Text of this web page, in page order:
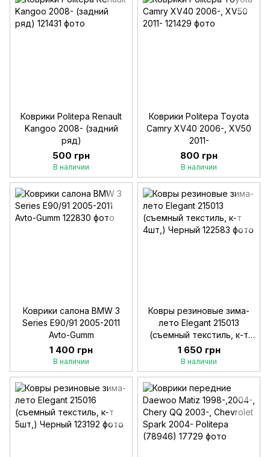
Коврики Politepa Renault
Kangoo 2008- (задний
ряд)
500 грн
В наличии
Коврики Politepa Toyota
Camry XV40 2006-, XV50
2011-
800 грн
В наличии
Коврики салона BMW 3
Series Е90/91 2005-2011
Avto-Gumm
1 400 грн
В наличии
Ковры резиновые зима-
лето Elegant 215013
(съемный текстиль, к-т
4шт,) Черный
1 650 грн
В наличии